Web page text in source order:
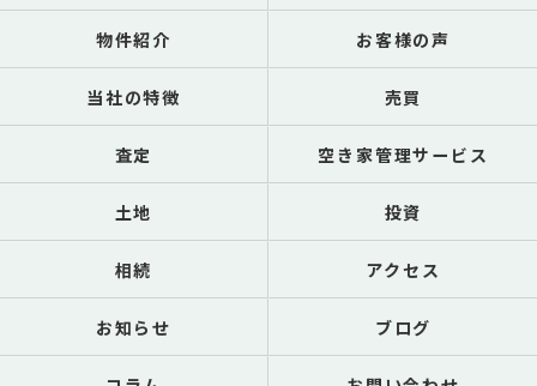
物件紹介 お客様の声
当社の特徴 売買
査定 空き家管理サービス
土地 投資
相続 アクセス
お知らせ ブログ